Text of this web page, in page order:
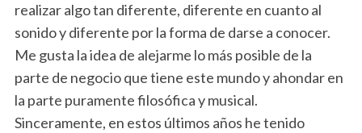
realizar algo tan diferente, diferente en cuanto al
sonido y diferente por la forma de darse a conocer.
Me gusta la idea de alejarme lo más posible de la
parte de negocio que tiene este mundo y ahondar en
la parte puramente filosófica y musical.
Sinceramente, en estos últimos años he tenido